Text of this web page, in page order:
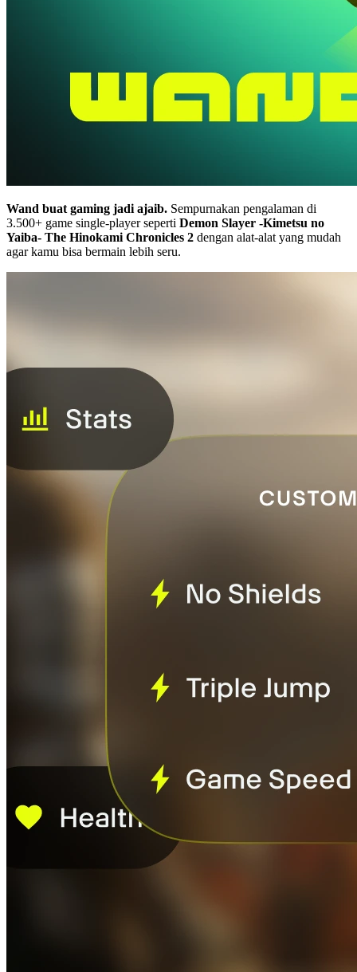
Wand buat gaming jadi ajaib. Sempurnakan pengalaman di
3.500+ game single-player seperti Demon Slayer -Kimetsu no
Yaiba- The Hinokami Chronicles 2 dengan alat-alat yang mudah
agar kamu bisa bermain lebih seru.